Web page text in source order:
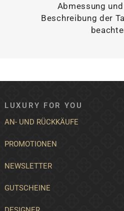
Abmessung
Beschreibung der
LUXURY FOR YOU
AN- UND RÜCKKÄUFE
PROMOTIONEN
NEWSLETTER
GUTSCHEINE